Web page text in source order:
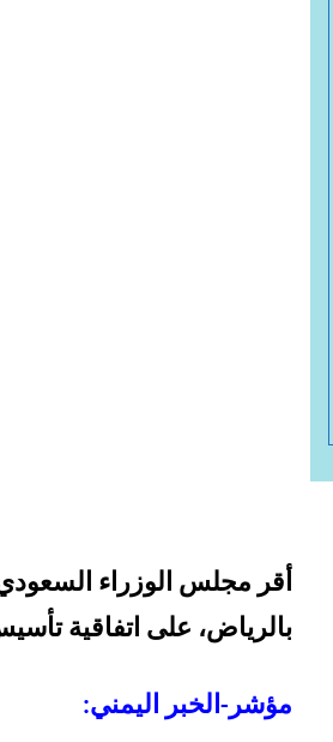
أقر مجلس الوزراء السعودي
بالرياض، على اتفاقية
مؤشر-الخبر اليمني: